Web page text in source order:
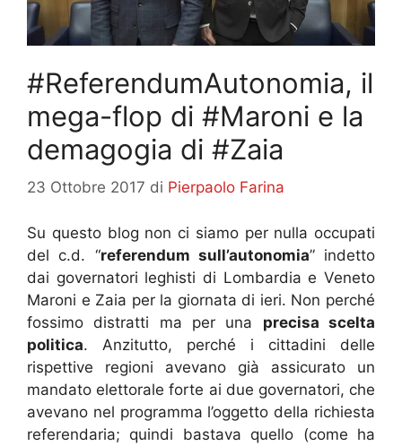
#ReferendumAutonomia, il
mega-flop di #Maroni e la
demagogia di #Zaia
23 Ottobre 2017 di Pierpaolo Farina
Su questo blog non ci siamo per nulla occupati
del c.d. “referendum sull’autonomia” indetto
dai governatori leghisti di Lombardia e Veneto
Maroni e Zaia per la giornata di ieri. Non perché
fossimo distratti ma per una precisa scelta
politica. Anzitutto, perché i cittadini delle
rispettive regioni avevano già assicurato un
mandato elettorale forte ai due governatori, che
avevano nel programma l’oggetto della richiesta
referendaria; quindi bastava quello (come ha